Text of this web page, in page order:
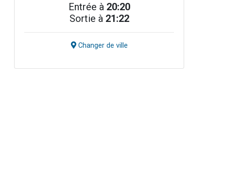
Entrée à 20:20
Sortie à 21:22
Changer de ville